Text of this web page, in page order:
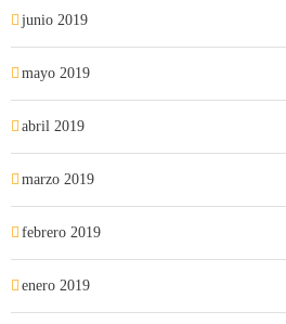
junio 2019
mayo 2019
abril 2019
marzo 2019
febrero 2019
enero 2019